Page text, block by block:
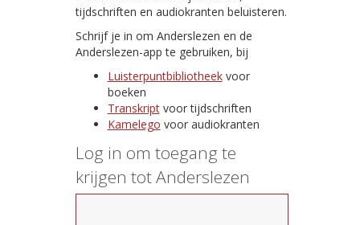
tijdschriften en audiokranten beluisteren.
Schrijf je in om Anderslezen en de
Anderslezen-app te gebruiken, bij
Luisterpuntbibliotheekvoor
boeken
Transkriptvoor tijdschriften
Kamelego voor audiokranten
Log in om toegang te
krijgen tot Anderslezen